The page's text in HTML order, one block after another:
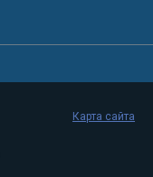
Карта сайта